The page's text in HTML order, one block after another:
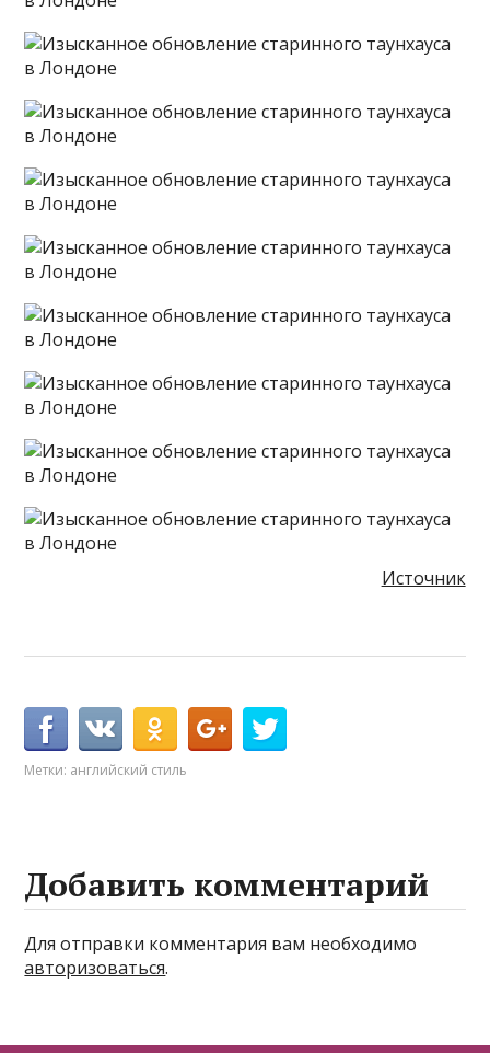
Источник
Метки: английский стиль
Добавить комментарий
Для отправки комментария вам необходимо
авторизоваться.